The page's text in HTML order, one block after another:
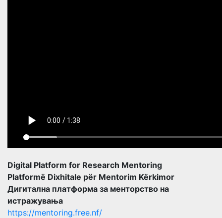
Digital Platform for Research Mentoring
Platformë Dixhitale për Mentorim Kërkimor
Дигитална платформа за менторство на
истражувања
https://mentoring.free.nf/